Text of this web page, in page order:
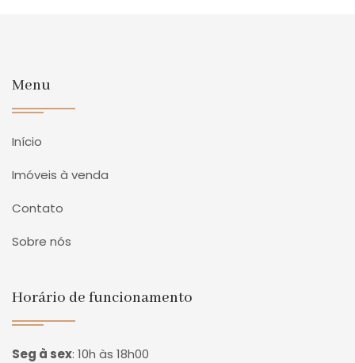
Menu
Início
Imóveis à venda
Contato
Sobre nós
Horário de funcionamento
Seg à sex: 10h às 18h00